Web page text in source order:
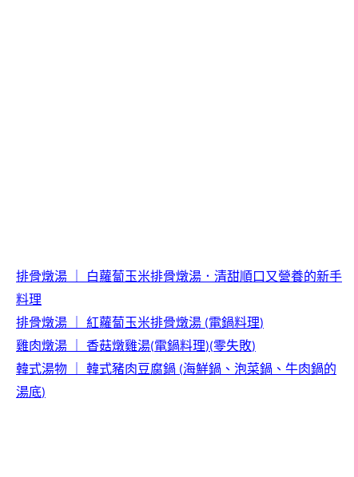
排骨燉湯
白蘿蔔玉米排骨燉湯．清甜順口又營養的新手
料理
排骨燉湯
紅蘿蔔玉米排骨燉湯 (電鍋料理)
雞肉燉湯 香菇燉雞湯(電鍋料理)(零失敗)
韓式湯物 韓式豬肉豆腐鍋 (海鮮鍋、泡菜鍋、牛肉鍋的
湯底)